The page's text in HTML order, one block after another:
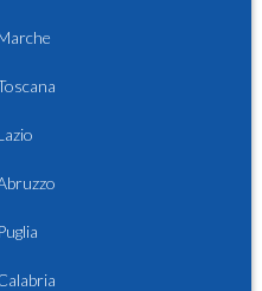
Puglia